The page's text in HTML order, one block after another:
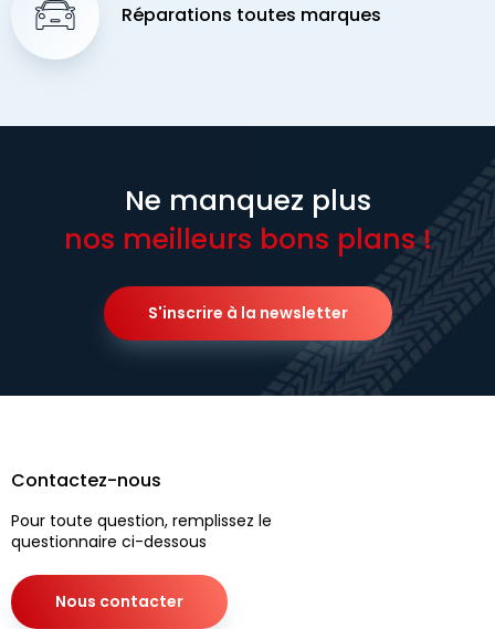
Réparations toutes marques
Ne manquez plus
nos meilleurs bons plans !
S'inscrire à la newsletter
Contactez-nous
Pour toute question, remplissez le
questionnaire ci-dessous
Nous contacter